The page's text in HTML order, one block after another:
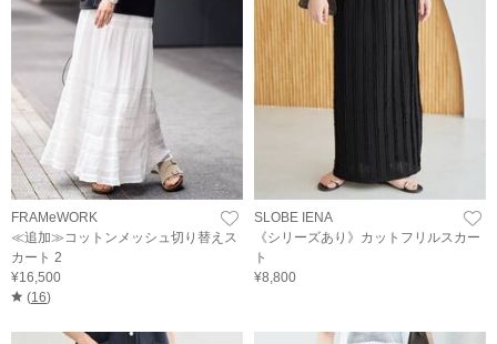
FRAMeWORK
≪追加≫コットンメッシュ切り替えス
カート 2
¥16,500
(16)
SLOBE IENA
《シリーズあり》カットフリルスカー
ト
¥8,800